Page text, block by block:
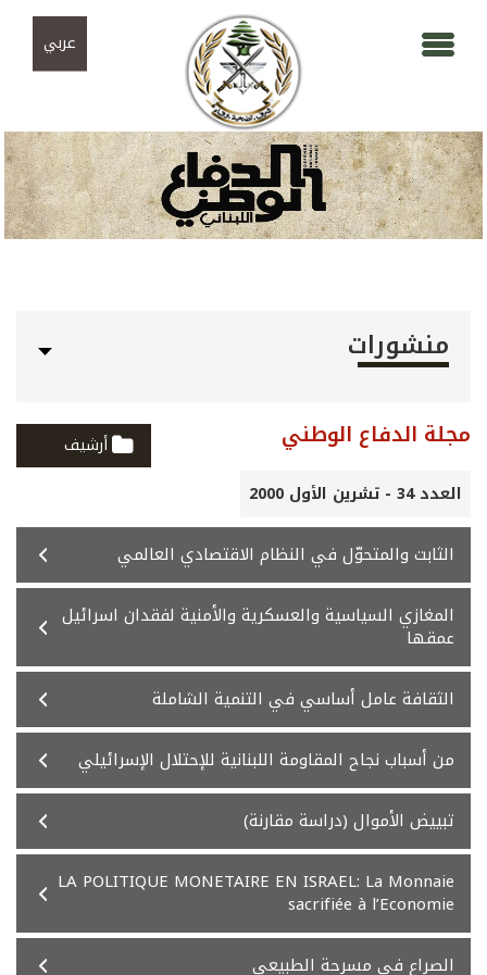
عربي
منشورات
مجلة الدفاع الوطني
أرشيف
العدد 34 - تشرين الأول 2000
الثابت والمتحوّل في النظام الاقتصادي العالمي
المغازي السياسية والعسكرية والأمنية لفقدان اسرائيل
عمقها
الثقافة عامل أساسي في التنمية الشاملة
من أسباب نجاح المقاومة اللبنانية للإحتلال الإسرائيلي
تبييض الأموال (دراسة مقارنة)
LA POLITIQUE MONETAIRE EN ISRAEL: La Monnaie
sacrifiée à l’Economie
الصراع في مسرحة الطبيعي